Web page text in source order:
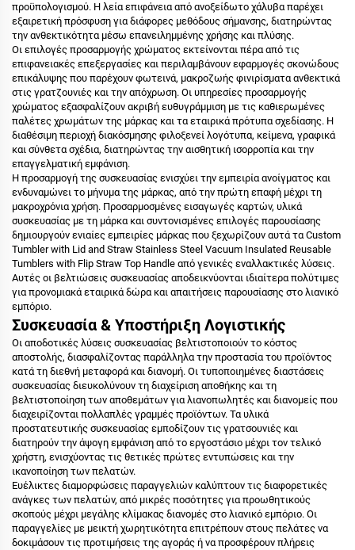
προϋπολογισμού. Η λεία επιφάνεια από ανοξείδωτο χάλυβα παρέχει
εξαιρετική πρόσφυση για διάφορες μεθόδους σήμανσης, διατηρώντας
την ανθεκτικότητα μέσω επανειλημμένης χρήσης και πλύσης.
Οι επιλογές προσαρμογής χρώματος εκτείνονται πέρα από τις
επιφανειακές επεξεργασίες και περιλαμβάνουν εφαρμογές σκονώδους
επικάλυψης που παρέχουν φωτεινά, μακροζωής φινιρίσματα ανθεκτικά
στις γρατζουνιές και την απόχρωση. Οι υπηρεσίες προσαρμογής
χρώματος εξασφαλίζουν ακριβή ευθυγράμμιση με τις καθιερωμένες
παλέτες χρωμάτων της μάρκας και τα εταιρικά πρότυπα σχεδίασης. Η
διαθέσιμη περιοχή διακόσμησης φιλοξενεί λογότυπα, κείμενα, γραφικά
και σύνθετα σχέδια, διατηρώντας την αισθητική ισορροπία και την
επαγγελματική εμφάνιση.
Η προσαρμογή της συσκευασίας ενισχύει την εμπειρία ανοίγματος και
ενδυναμώνει το μήνυμα της μάρκας, από την πρώτη επαφή μέχρι τη
μακροχρόνια χρήση. Προσαρμοσμένες εισαγωγές καρτών, υλικά
συσκευασίας με τη μάρκα και συντονισμένες επιλογές παρουσίασης
δημιουργούν ενιαίες εμπειρίες μάρκας που ξεχωρίζουν αυτά τα Custom
Tumbler with Lid and Straw Stainless Steel Vacuum Insulated Reusable
Tumblers with Flip Straw Top Handle από γενικές εναλλακτικές λύσεις.
Αυτές οι βελτιώσεις συσκευασίας αποδεικνύονται ιδιαίτερα πολύτιμες
για προνομιακά εταιρικά δώρα και απαιτήσεις παρουσίασης στο λιανικό
εμπόριο.
Συσκευασία & Υποστήριξη Λογιστικής
Οι αποδοτικές λύσεις συσκευασίας βελτιστοποιούν το κόστος
αποστολής, διασφαλίζοντας παράλληλα την προστασία του προϊόντος
κατά τη διεθνή μεταφορά και διανομή. Οι τυποποιημένες διαστάσεις
συσκευασίας διευκολύνουν τη διαχείριση αποθήκης και τη
βελτιστοποίηση των αποθεμάτων για λιανοπωλητές και διανομείς που
διαχειρίζονται πολλαπλές γραμμές προϊόντων. Τα υλικά
προστατευτικής συσκευασίας εμποδίζουν τις γρατσουνιές και
διατηρούν την άψογη εμφάνιση από το εργοστάσιο μέχρι τον τελικό
χρήστη, ενισχύοντας τις θετικές πρώτες εντυπώσεις και την
ικανοποίηση των πελατών.
Ευέλικτες διαμορφώσεις παραγγελιών καλύπτουν τις διαφορετικές
ανάγκες των πελατών, από μικρές ποσότητες για προωθητικούς
σκοπούς μέχρι μεγάλης κλίμακας διανομές στο λιανικό εμπόριο. Οι
παραγγελίες με μεικτή χωρητικότητα επιτρέπουν στους πελάτες να
δοκιμάσουν τις προτιμήσεις της αγοράς ή να προσφέρουν πλήρεις